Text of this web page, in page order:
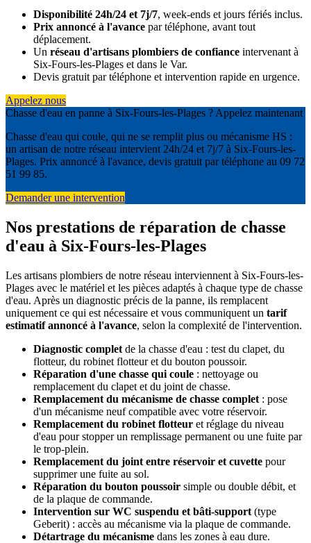
Disponibilité 24h/24 et 7j/7, week-ends et jours fériés inclus.
Prix annoncé à l'avance par téléphone, avant tout
déplacement.
Un réseau d'artisans plombiers de confiance intervenant à
Six-Fours-les-Plages et dans le Var.
Devis gratuit par téléphone et intervention rapide en urgence.
Appelez nous
Chasse d'eau en panne à Six-Fours-les-Plages ? Appelez maintenant
Chasse d'eau qui coule, qui ne se remplit plus ou mécanisme HS :
un artisan de notre réseau intervient 24h/24 et 7j/7 à Six-Fours-les-
Plages. Prix annoncé à l'avance, devis gratuit par téléphone au 09 72
51 99 85.
Demander une intervention
Nos prestations de réparation de chasse
d'eau à Six-Fours-les-Plages
Les artisans plombiers de notre réseau interviennent à Six-Fours-les-
Plages avec le matériel et les pièces adaptés à chaque type de chasse
d'eau. Après un diagnostic précis de la panne, ils remplacent
uniquement ce qui est nécessaire et vous communiquent un tarif
estimatif annoncé à l'avance, selon la complexité de l'intervention.
Diagnostic complet de la chasse d'eau : test du clapet, du
flotteur, du robinet flotteur et du bouton poussoir.
Réparation d'une chasse qui coule : nettoyage ou
remplacement du clapet et du joint de chasse.
Remplacement du mécanisme de chasse complet : pose
d'un mécanisme neuf compatible avec votre réservoir.
Remplacement du robinet flotteur et réglage du niveau
d'eau pour stopper un remplissage permanent ou une fuite par
le trop-plein.
Remplacement du joint entre réservoir et cuvette pour
supprimer une fuite au sol.
Réparation du bouton poussoir simple ou double débit, et
de la plaque de commande.
Intervention sur WC suspendu et bâti-support (type
Geberit) : accès au mécanisme via la plaque de commande.
Détartrage du mécanisme dans les zones à eau dure.